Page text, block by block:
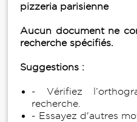
pizzeria parisienne
Aucun document ne
recherche spécifiés.
Suggestions :
- Vérifiez
recherche.
- Essayez d'autres